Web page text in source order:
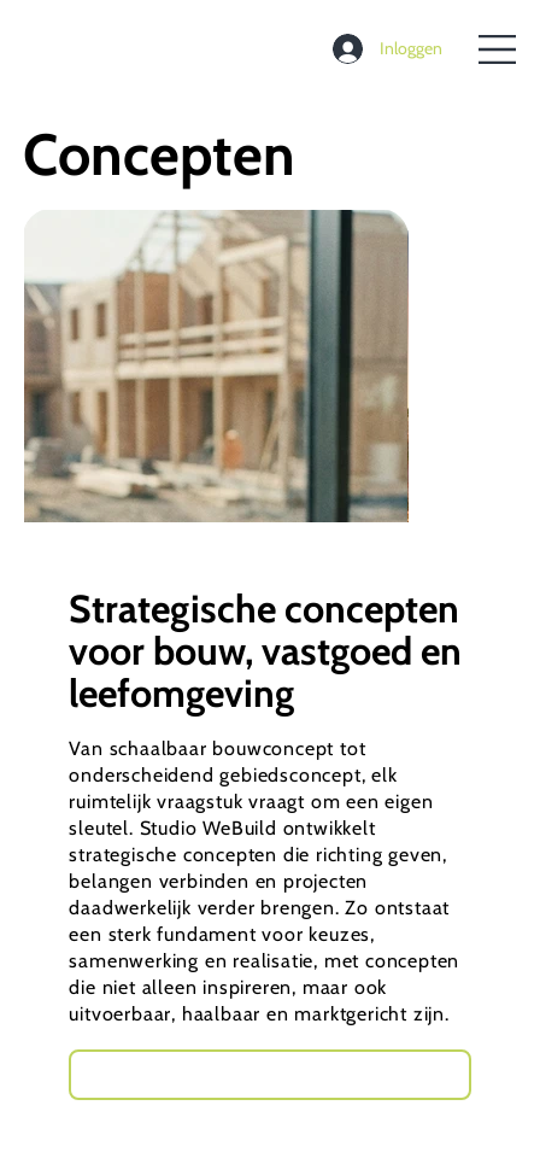
Inloggen
Strategische concepten
voor bouw, vastgoed en
leefomgeving
Van schaalbaar bouwconcept tot
onderscheidend gebiedsconcept, elk
ruimtelijk vraagstuk vraagt om een eigen
sleutel. Studio WeBuild ontwikkelt
strategische concepten die richting geven,
belangen verbinden en projecten
daadwerkelijk verder brengen. Zo ontstaat
een sterk fundament voor keuzes,
samenwerking en realisatie, met concepten
die niet alleen inspireren, maar ook
uitvoerbaar, haalbaar en marktgericht zijn.
Concepten